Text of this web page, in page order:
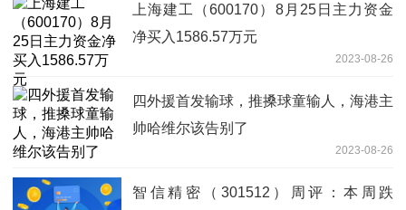
上海建工（600170）8月25日主力资金
净买入1586.57万元
2023-08-26
四外援首发输球，推搡球童输人，海港主
帅哈维尔该告别了
2023-08-26
智信精密（301512）周评：本周跌